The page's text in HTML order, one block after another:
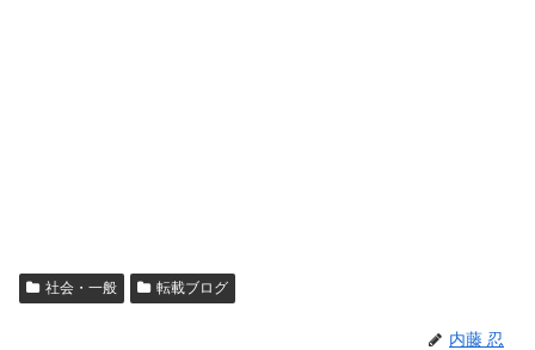
社会・一般 転載ブログ
内藤 忍